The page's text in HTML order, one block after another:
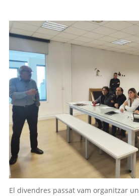
El divendres passat vam organitzar